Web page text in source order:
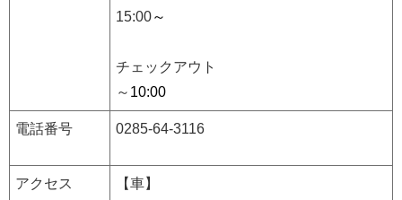
15:00～
チェックアウト
～ 10:00
電話番号 0285-64-3116
アクセス 【車】